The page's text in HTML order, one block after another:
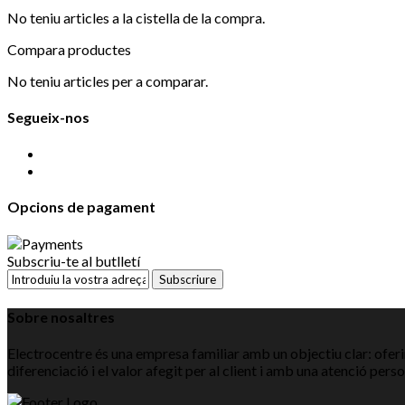
No teniu articles a la cistella de la compra.
Compara productes
No teniu articles per a comparar.
Segueix-nos
Opcions de pagament
Subscriu-te al butlletí
Subscriure
Sobre nosaltres
Electrocentre és una empresa familiar amb un objectiu clar:
diferenciació i el valor afegit per al client i amb una atenció